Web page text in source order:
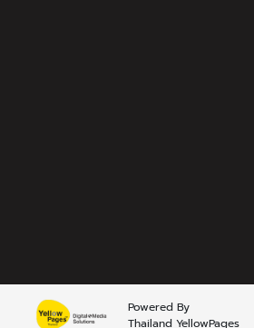
Powered By
Thailand YellowPages